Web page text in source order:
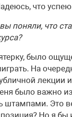
что
поняли, что
было
На
лекции
было важно
штампами. Это
Но я бы